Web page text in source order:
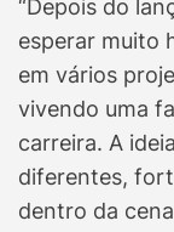
“Depois do
esperar muito
em vários
vivendo uma
carreira. A
diferentes,
dentro da